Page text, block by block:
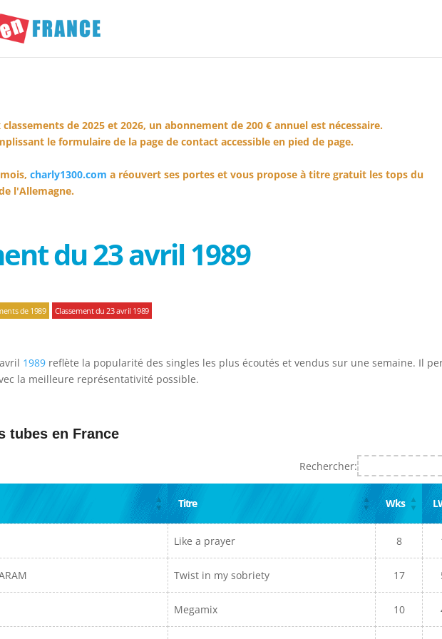
de 2025 et 2026, un abonnement de 200 € annuel est nécessaire.
le formulaire de la page de contact accessible en pied de page.
charly1300.com a réouvert ses portes et vous propose à titre gratuit les tops du
l'Allemagne.
du 23 avril 1989
de 1989 Classement du 23 avril 1989
1989 reflète la popularité des singles les plus écoutés et vendus sur une semaine. Il
la meilleure représentativité possible.
tubes en France
Rechercher:
Titre Wks
Like a prayer 8
Twist in my sobriety 17
Megamix 10